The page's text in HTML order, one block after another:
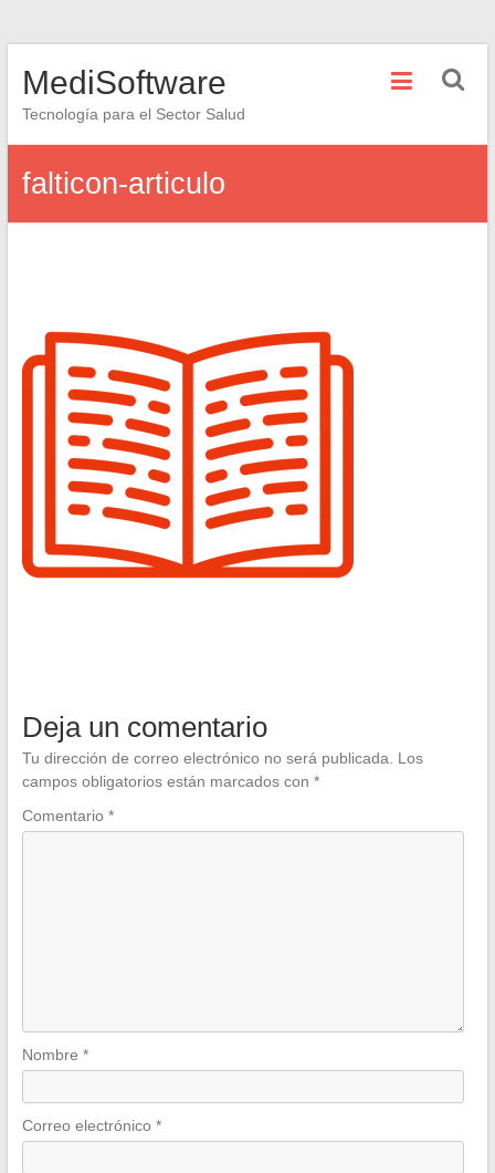
MediSoftware
Tecnología para el Sector Salud
falticon-articulo
Deja un comentario
Tu dirección de correo electrónico no será publicada.
Los
campos obligatorios están marcados con *
Comentario *
Nombre *
Correo electrónico *